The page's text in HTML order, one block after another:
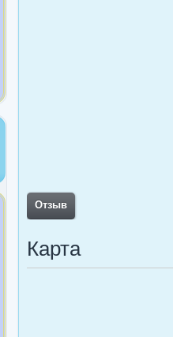
Отзыв
Карта